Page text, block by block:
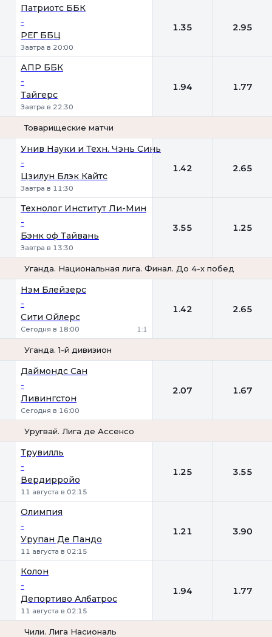
Патриотс ББК
-
РЕГ ББЦ
Завтра в 20:00
1.35 2.95
АПР ББК
-
Тайгерс
Завтра в 22:30
1.94 1.77
Товарищеские матчи
Унив Науки и Техн. Чэнь Синь
-
Цзилун Блэк Кайтс
Завтра в 11:30
1.42 2.65
Технолог Институт Ли-Мин
-
Бэнк оф Тайвань
Завтра в 13:30
3.55 1.25
Уганда. Национальная лига. Финал. До 4-х побед
Нэм Блейзерс
-
Сити Ойлерс
Сегодня в 18:00 1:1
1.42 2.65
Уганда. 1-й дивизион
Даймондс Сан
-
Ливингстон
Сегодня в 16:00
2.07 1.67
Уругвай. Лига де Ассенсо
Трувилль
-
Вердирройо
11 августа в 02:15
1.25 3.55
Олимпия
-
Урупан Де Пандо
11 августа в 02:15
1.21 3.90
Колон
-
Депортиво Албатрос
11 августа в 02:15
1.94 1.77
Чили. Лига Насиональ